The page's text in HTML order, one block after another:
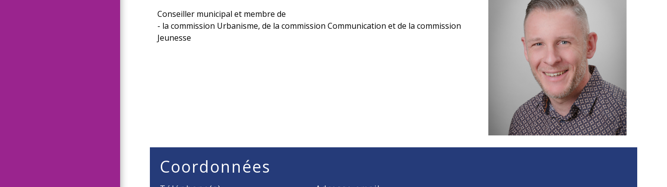
Conseiller municipal et membre de
- la commission Urbanisme, de la commission Communication et de la commission
Jeunesse
Coordonnées